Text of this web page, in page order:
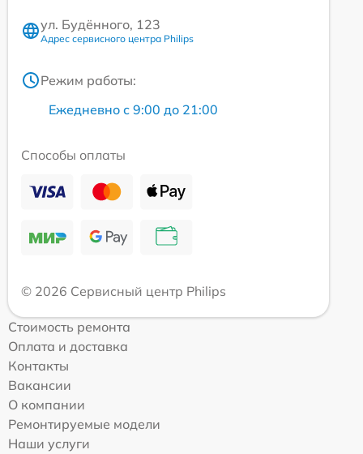
ул. Будённого, 123
Адрес сервисного центра Philips
Режим работы:
Ежедневно с 9:00 до 21:00
Способы оплаты
© 2026 Сервисный центр Philips
Стоимость ремонта
Оплата и доставка
Контакты
Вакансии
О компании
Ремонтируемые модели
Наши услуги